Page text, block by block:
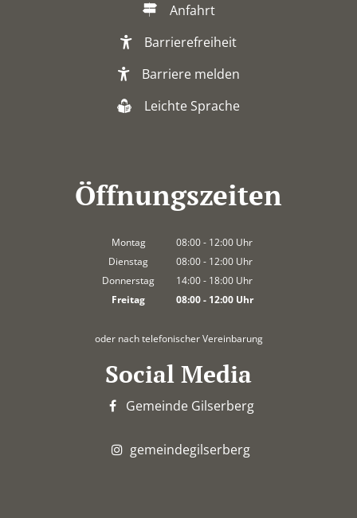
Anfahrt
Barrierefreiheit
Barriere melden
Leichte Sprache
Öffnungszeiten
Montag 08:00- 12:00 Uhr
Von 08:00 bis 12:00 Uhr
Dienstag 08:00- 12:00 Uhr
Von 08:00 bis 12:00 Uhr
Donnerstag 14:00- 18:00 Uhr
Von 14:00 bis 18:00 Uhr
Freitag 08:00- 12:00Uhr
oder nach telefonischer Vereinbarung
Social Media
Gemeinde Gilserberg
gemeindegilserberg